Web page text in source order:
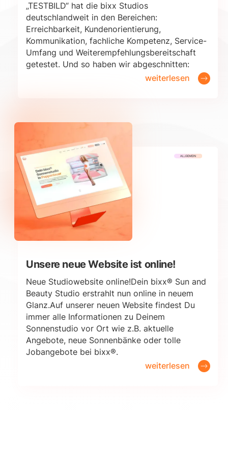
„TESTBILD“ hat die bixx Studios
deutschlandweit in den Bereichen:
Erreichbarkeit, Kundenorientierung,
Kommunikation, fachliche Kompetenz, Service-
Umfang und Weiterempfehlungsbereitschaft
getestet. Und so haben wir abgeschnitten:
weiterlesen
Unsere neue Website ist online!
Neue Studiowebsite online!Dein bixx® Sun and
Beauty Studio erstrahlt nun online in neuem
Glanz.Auf unserer neuen Website findest Du
immer alle Informationen zu Deinem
Sonnenstudio vor Ort wie z.B. aktuelle
Angebote, neue Sonnenbänke oder tolle
Jobangebote bei bixx®.
weiterlesen